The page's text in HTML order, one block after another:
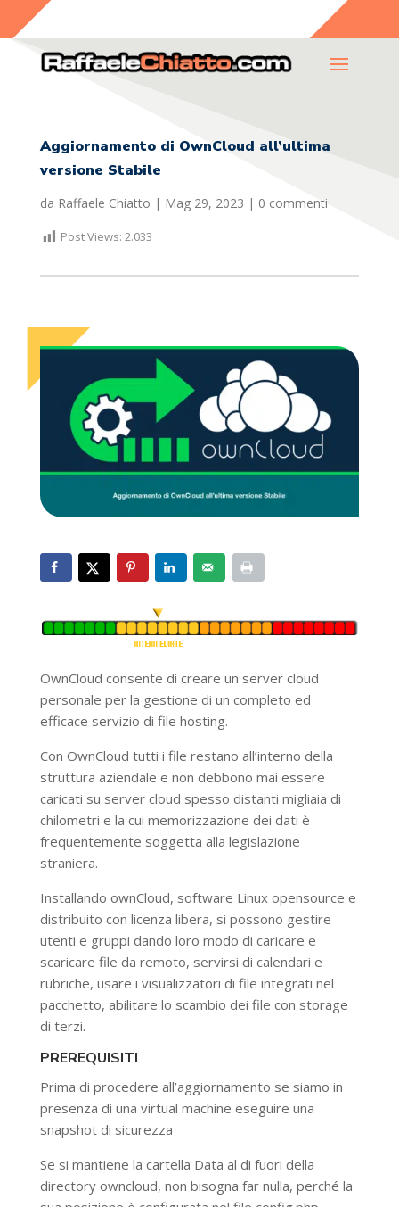
Aggiornamento di OwnCloud all’ultima
versione Stabile
da Raffaele Chiatto | Mag 29, 2023 | 0 commenti
Post Views: 2.033
OwnCloud consente di creare un server cloud
personale per la gestione di un completo ed
efficace servizio di file hosting.
Con OwnCloud tutti i file restano all’interno della
struttura aziendale e non debbono mai essere
caricati su server cloud spesso distanti migliaia di
chilometri e la cui memorizzazione dei dati è
frequentemente soggetta alla legislazione
straniera.
Installando ownCloud, software Linux opensource e
distribuito con licenza libera, si possono gestire
utenti e gruppi dando loro modo di caricare e
scaricare file da remoto, servirsi di calendari e
rubriche, usare i visualizzatori di file integrati nel
pacchetto, abilitare lo scambio dei file con storage
di terzi.
PREREQUISITI
Prima di procedere all’aggiornamento se siamo in
presenza di una virtual machine eseguire una
snapshot di sicurezza
Se si mantiene la cartella Data al di fuori della
directory owncloud, non bisogna far nulla, perché la